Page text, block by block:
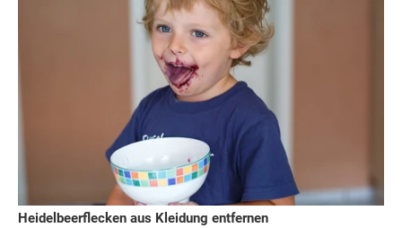
Heidelbeerflecken aus Kleidung entfernen